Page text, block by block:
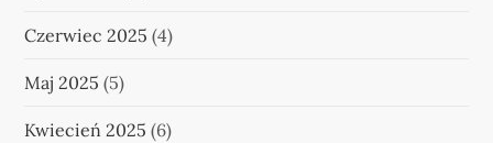
Czerwiec 2025 (4)
Maj 2025 (5)
Kwiecień 2025 (6)